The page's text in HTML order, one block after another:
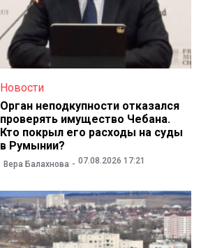
Новости
Орган неподкупности отказался
проверять имущество Чебана.
Кто покрыл его расходы на суды
в Румынии?
Вера Балахнова 07.08.2026 17:21